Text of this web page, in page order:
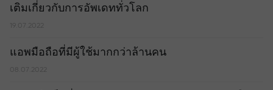
เติมเกี่ยวกับการอัพเดททั่วโลก
19.07.2022
แอพมือถือที่มีผู้ใช้มากกว่าล้านคน
08.07.2022